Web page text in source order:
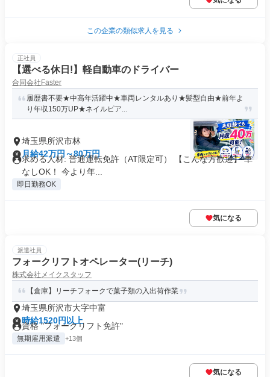
この企業の類似求人を見る
正社員
【選べる休日!】軽自動車のドライバー
合同会社Faster
履歴書不要★中高年活躍中★車両レンタルあり★髪型自由★前年よ
り年収150万UP★ネイルピア...
埼玉県所沢市林
月給42万円～80万円
求める人材: 普通運転免許（AT限定可） 【こんな方歓迎】 車
なしOK！ 今より年...
即日勤務OK
気になる
派遣社員
フォークリフトオペレーター(リーチ)
株式会社メイクスタッフ
【倉庫】リーチフォークで菓子類の入出荷作業
埼玉県所沢市大字中富
時給1520円以上
資格 "フォークリフト免許"
無期雇用派遣 +13個
気になる